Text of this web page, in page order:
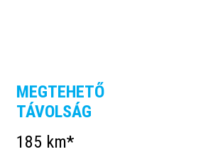
MEGTEHETŐ
TÁVOLSÁG
185 km*